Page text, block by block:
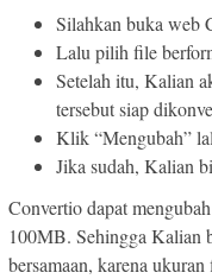
Silahkan buka web
Lalu pilih file
Setelah itu, Kalian
tersebut siap
Klik “Mengubah”
Jika sudah, Kalian
Convertio dapat
100MB. Sehingga Kalian
bersamaan, karena